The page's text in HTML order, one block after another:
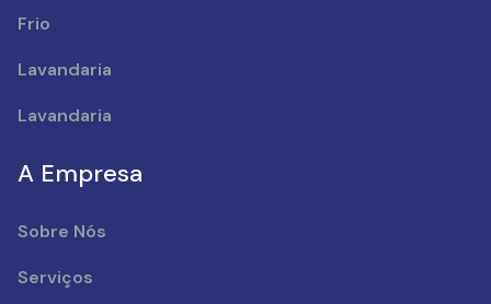
Frio
Lavandaria
Lavandaria
A Empresa
Sobre Nós
Serviços